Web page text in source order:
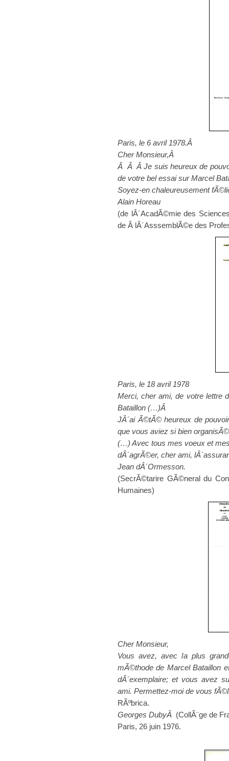
Paris, le 6 avril 1978.Â
Cher Monsieur,Â
Â Â Â Je suis heureux de
de votre bel essai sur Marcel
Soyez-en chaleureusement
Alain Horeau
(de lÂ´AcadÃ©mie des
de Â lÂ´AsssemblÃ©e des
Paris, le 18 avril 1978
Merci, cher ami, de votre lettre
Bataillon (…)Â
JÂ´ai Ã©tÃ© heureux de
que vous aviez si bien
(…) Avec tous mes voeux et
dÂ´agrÃ©er, cher ami,
Jean dÂ´Ormesson.
(SecrÃ©tarire GÃ©neral du
Humaines)
Cher Monsieur,
Vous avez, avec la plus
mÃ©thode de Marcel Bataillon
dÂ´exemplaire; et vous avez
ami. Permettez-moi de vous
RÃºbrica.
Georges DubyÂ (CollÃ¨ge de
Paris, 26 juin 1976.